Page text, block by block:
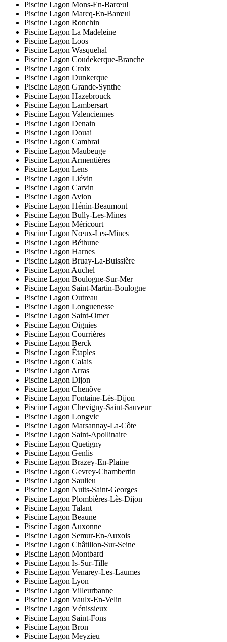
Piscine Lagon Mons-En-Barœul
Piscine Lagon Marcq-En-Barœul
Piscine Lagon Ronchin
Piscine Lagon La Madeleine
Piscine Lagon Loos
Piscine Lagon Wasquehal
Piscine Lagon Coudekerque-Branche
Piscine Lagon Croix
Piscine Lagon Dunkerque
Piscine Lagon Grande-Synthe
Piscine Lagon Hazebrouck
Piscine Lagon Lambersart
Piscine Lagon Valenciennes
Piscine Lagon Denain
Piscine Lagon Douai
Piscine Lagon Cambrai
Piscine Lagon Maubeuge
Piscine Lagon Armentières
Piscine Lagon Lens
Piscine Lagon Liévin
Piscine Lagon Carvin
Piscine Lagon Avion
Piscine Lagon Hénin-Beaumont
Piscine Lagon Bully-Les-Mines
Piscine Lagon Méricourt
Piscine Lagon Nœux-Les-Mines
Piscine Lagon Béthune
Piscine Lagon Harnes
Piscine Lagon Bruay-La-Buissière
Piscine Lagon Auchel
Piscine Lagon Boulogne-Sur-Mer
Piscine Lagon Saint-Martin-Boulogne
Piscine Lagon Outreau
Piscine Lagon Longuenesse
Piscine Lagon Saint-Omer
Piscine Lagon Oignies
Piscine Lagon Courrières
Piscine Lagon Berck
Piscine Lagon Étaples
Piscine Lagon Calais
Piscine Lagon Arras
Piscine Lagon Dijon
Piscine Lagon Chenôve
Piscine Lagon Fontaine-Lès-Dijon
Piscine Lagon Chevigny-Saint-Sauveur
Piscine Lagon Longvic
Piscine Lagon Marsannay-La-Côte
Piscine Lagon Saint-Apollinaire
Piscine Lagon Quetigny
Piscine Lagon Genlis
Piscine Lagon Brazey-En-Plaine
Piscine Lagon Gevrey-Chambertin
Piscine Lagon Saulieu
Piscine Lagon Nuits-Saint-Georges
Piscine Lagon Plombières-Lès-Dijon
Piscine Lagon Talant
Piscine Lagon Beaune
Piscine Lagon Auxonne
Piscine Lagon Semur-En-Auxois
Piscine Lagon Châtillon-Sur-Seine
Piscine Lagon Montbard
Piscine Lagon Is-Sur-Tille
Piscine Lagon Venarey-Les-Laumes
Piscine Lagon Lyon
Piscine Lagon Villeurbanne
Piscine Lagon Vaulx-En-Velin
Piscine Lagon Vénissieux
Piscine Lagon Saint-Fons
Piscine Lagon Bron
Piscine Lagon Meyzieu